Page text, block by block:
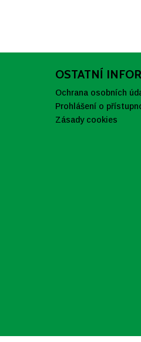
OSTATNÍ
Ochrana osobních
Prohlášení o
Zásady cookies